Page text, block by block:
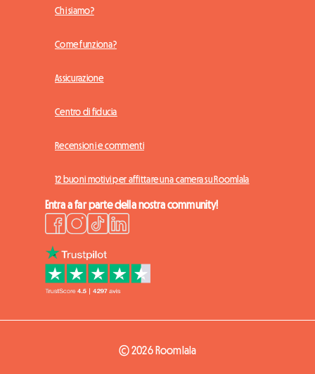
Chi siamo?
Come funziona?
Assicurazione
Centro di fiducia
Recensioni e commenti
12 buoni motivi per affittare una camera su Roomlala
Entra a far parte della nostra community!
© 2026 Roomlala